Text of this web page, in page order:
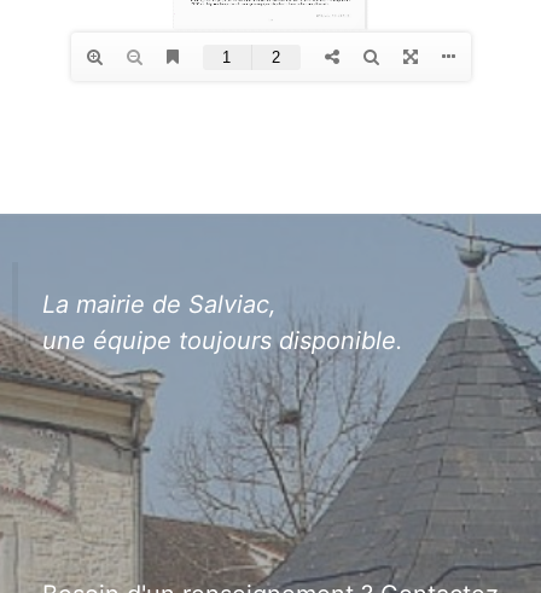
La mairie de Salviac,
une équipe toujours disponible.